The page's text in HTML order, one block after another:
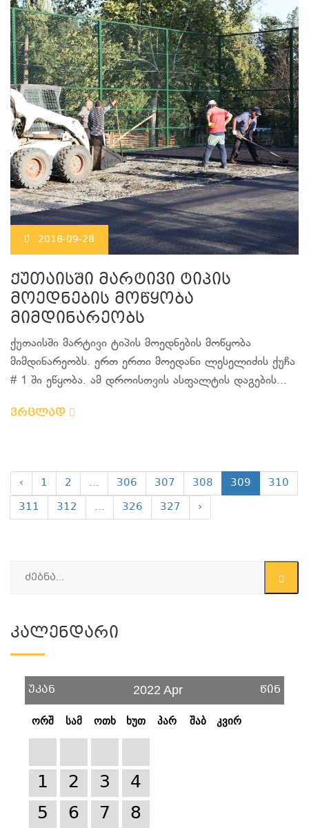
2018-09-28
ქუთაისში მარტივი ტიპის
მოედნების მოწყობა
მიმდინარეობს
ქუთაისში მარტივი ტიპის მოედნების მოწყობა
მიმდინარეობს. ერთ ერთი მოედანი ლესელიძის ქუჩა
# 1 ში ეწყობა. ამ დროისთვის ასფალტის დაგების...
ვრცლად
‹ 1 2 ... 306 307 308 309
310
311
312 ... 326 327 ›
Კალენდარი
უკან 2022 Apr წინ
ორშ სამ ოთხ ხუთ პარ შაბ კვირ
1 2 3
4
5
6 7
8